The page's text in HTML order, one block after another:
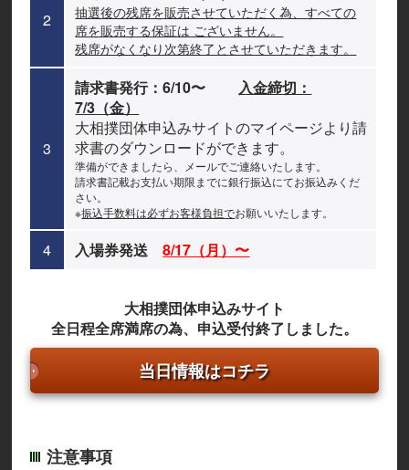
2
抽選後の残席を販売させていただく為、すべての
席を販売する保証は ございません。
残席がなくなり次第終了とさせていただきます。
3
請求書発行：6/10〜 入金締切：
7/3（金）
大相撲団体申込みサイトのマイページより請
求書のダウンロードができます。
準備ができましたら、メールでご連絡いたします。
請求書記載お支払い期限までに銀行振込にてお振込みくだ
さい。
※振込手数料は必ずお客様負担でお願いいたします。
4 入場券発送8/17（月）〜
大相撲団体申込みサイト
全日程全席満席の為、申込受付終了しました。
当日情報はコチラ
注意事項